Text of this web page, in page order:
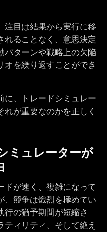
注目は結果から実行に移
れることなく、意思決定
パターンや戦略上の欠陥
オを繰り返すことができ
、
トレードシミュレー
れが重要なのかを正しく
ミュレーターが
ドが速く、複雑になって
、競争は熾烈を極めてい
行の猶予期間が短縮さ
ィリティ、そして絶え